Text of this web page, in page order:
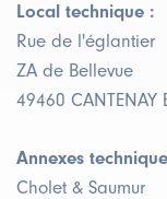
Local technique :
Rue de l'églantier
ZA de Bellevue
49460 CANTENAY
Annexes
Cholet & Saumur